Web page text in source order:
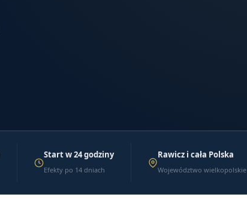
Start w 24 godziny
Efekty po 14 dniach
Rawicz i cała Polska
Województwo wielkopolskie